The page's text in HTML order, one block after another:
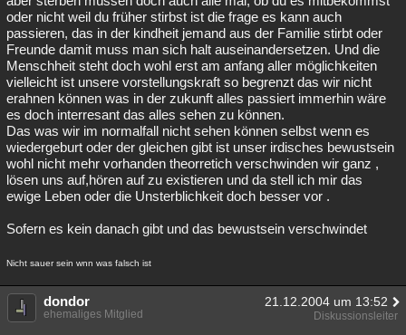
oder nicht weil du früher stirbst ist die frage es kann auch
passieren, das in der kindheit jemand aus der Familie stirbt oder
Freunde damit muss man sich halt auseinandersetzen. Und die
Menschheit steht doch wohl erst am anfang aller möglichkeiten
vielleicht ist unsere vorstellungskraft so begrenzt das wir nicht
erahnen können was in der zukunft alles passiert immerhin wäre
es doch interresant das alles sehen zu können.
Das was wir im normalfall nicht sehen können selbst wenn es
wiedergeburt oder der gleichen gibt ist unser irdisches bewustsein
wohl nicht mehr vorhanden theorretich verschwinden wir ganz ,
lösen uns auf,hören auf zu existieren und da stell ich mir das
ewige Leben oder die Unsterblichkeit doch besser vor .
Sofern es kein danach gibt und das bewustsein verschwindet
Nicht sauer sein wnn was falsch ist
dondor 21.12.2004 um 13:52
ehemaliges Mitglied Diskussionsleiter